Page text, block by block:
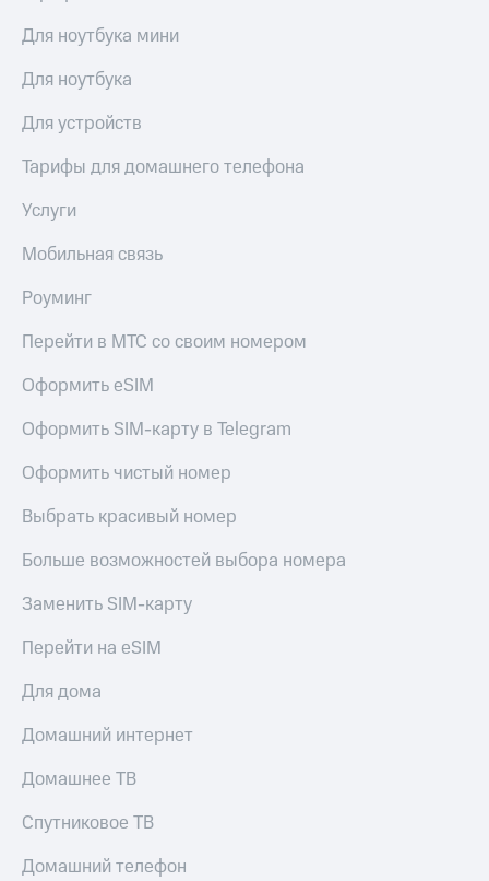
Для ноутбука мини
Для ноутбука
Для устройств
Тарифы для домашнего телефона
Услуги
Мобильная связь
Роуминг
Перейти в МТС со своим номером
Оформить eSIM
Оформить SIM-карту в Telegram
Оформить чистый номер
Выбрать красивый номер
Больше возможностей выбора номера
Заменить SIM-карту
Перейти на eSIM
Для дома
Домашний интернет
Домашнее ТВ
Спутниковое ТВ
Домашний телефон